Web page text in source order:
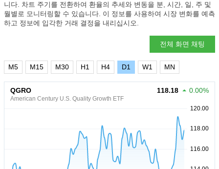
니다. 차트 주기를 전환하여 환율의 추세와 변동을 분, 시간, 일, 주 및
월별로 모니터링할 수 있습니다. 이 정보를 사용하여 시장 변화를 예측
하고 정보에 입각한 거래 결정을 내리십시오.
전체 화면 채팅
M5 M15 M30 H1 H4 D1 W1 MN
QGRO
American Century U.S. Quality Growth ETF
118.18 0.00%